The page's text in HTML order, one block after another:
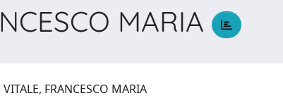
MARIA
VITALE, FRANCESCO MARIA